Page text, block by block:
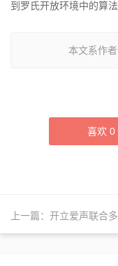
到罗氏开放环境中的算法
本文系作
喜欢 0
上一篇： 开立爱声联合多家医院，成功申报一次性使用血管内超声诊断导管应